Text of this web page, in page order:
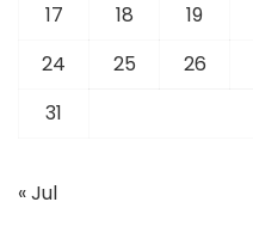
17
18 19
24
25 26
31
« Jul